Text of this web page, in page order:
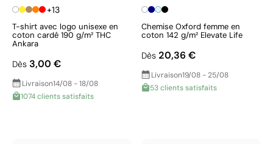
+13
T-shirt avec logo unisexe en
coton cardé 190 g/m² THC
Ankara
Dès 3,00 €
Livraison14/08 - 18/08
1074 clients satisfaits
Chemise Oxford femme en
coton 142 g/m² Elevate Life
Dès 20,36 €
Livraison19/08 - 25/08
53 clients satisfaits